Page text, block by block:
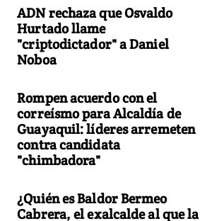
ADN rechaza que Osvaldo
Hurtado llame
"criptodictador" a Daniel
Noboa
Rompen acuerdo con el
correísmo para Alcaldía de
Guayaquil: líderes arremeten
contra candidata
"chimbadora"
¿Quién es Baldor Bermeo
Cabrera, el exalcalde al que la